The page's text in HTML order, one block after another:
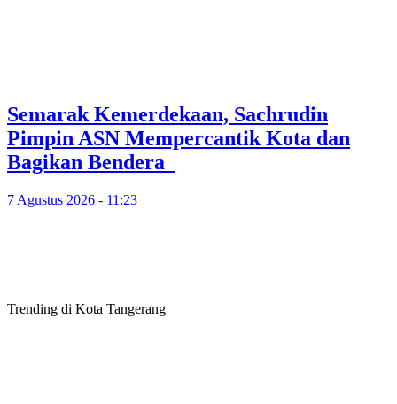
Semarak Kemerdekaan, Sachrudin
Pimpin ASN Mempercantik Kota dan
Bagikan Bendera
7 Agustus 2026 - 11:23
Trending di Kota Tangerang